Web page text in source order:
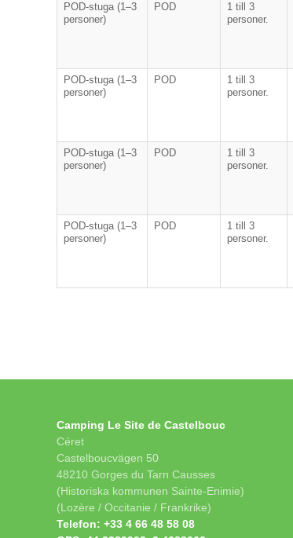
POD-stuga (1–3
personer)
POD
1 till 3
personer.
POD-stuga (1–3
personer)
POD
1 till 3
personer.
POD-stuga (1–3
personer)
POD
1 till 3
personer.
POD-stuga (1–3
personer)
POD
1 till 3
personer.
Camping Le Site de Castelbouc
Céret
Castelboucvägen 50
48210 Gorges du Tarn Causses
(Historiska kommunen Sainte-Enimie)
(Lozère / Occitanie / Frankrike)
Telefon: +33 4 66 48 58 08